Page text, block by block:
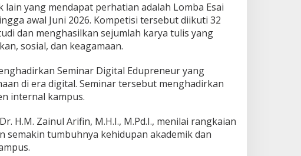
lain yang mendapat perhatian adalah Lomba Esai
awal Juni 2026. Kompetisi tersebut diikuti 32
dan menghasilkan sejumlah karya tulis yang
sosial, dan keagamaan.
Seminar Digital Edupreneur yang
di era digital. Seminar tersebut menghadirkan
internal kampus.
H.M. Zainul Arifin, M.H.I., M.Pd.I., menilai rangkaian
semakin tumbuhnya kehidupan akademik dan